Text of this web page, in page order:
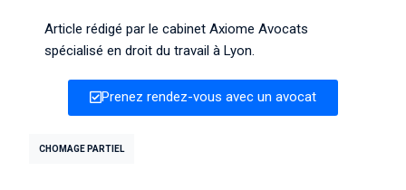
Article rédigé par le cabinet Axiome Avocats
spécialisé en droit du travail à Lyon.
Prenez rendez-vous avec un avocat
CHOMAGE PARTIEL